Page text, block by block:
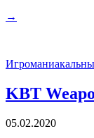
→
KBT
05.02.2020